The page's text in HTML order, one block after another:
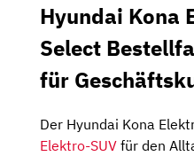
Hyundai Kona
Select
für
Der Hyundai Kona
Elektro-SUV für den